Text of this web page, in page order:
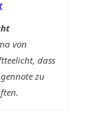
von
dass
zu